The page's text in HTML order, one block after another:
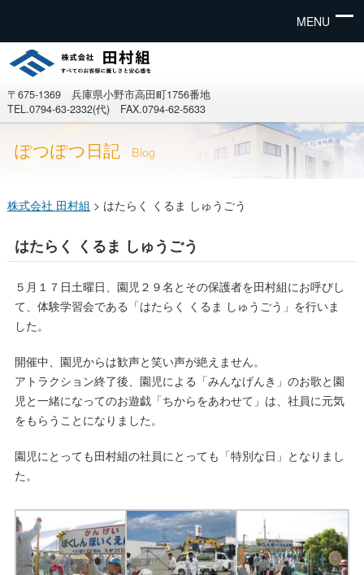
MENU
〒675-1369 兵庫県小野市高田町1756番地
TEL.0794-63-2332(代) FAX.0794-62-5633
ぽつぽつ日記 Blog
株式会社 田村組 > はたらく くるま しゅうごう
はたらく くるま しゅうごう
５月１７日土曜日、園児２９名とその保護者を田村組にお呼びし
て、体験学習会である「はたらく くるま しゅうごう」を行いま
した。
開催中、園児からは歓声と笑い声が絶えません。
アトラクション終了後、園児による「みんなげんき」のお歌と園
児と一緒になってのお遊戯「ちからをあわせて」は、社員に元気
をもらうことになりました。
園児にとっても田村組の社員にとっても「特別な日」となりまし
た。